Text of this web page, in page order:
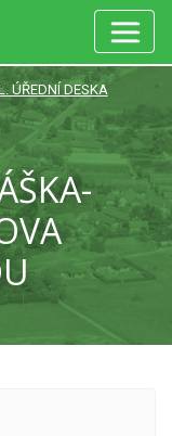
ÚŘEDNÍ DESKA